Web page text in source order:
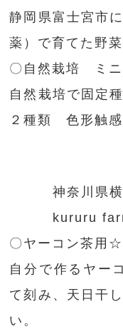
静岡県富士宮市
薬）で育てた野菜
〇自然栽培 ミニ
自然栽培で固定
２種類 色形触感
神奈川県
kururu
〇ヤーコン茶用
自分で作るヤー
て刻み、天日干
い。